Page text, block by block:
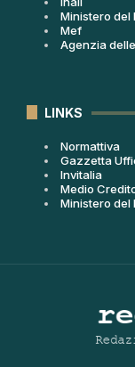
Ministero del
Mef
Agenzia
LINKS
Normattiva
Gazzetta
Invitalia
Medio
Ministero del